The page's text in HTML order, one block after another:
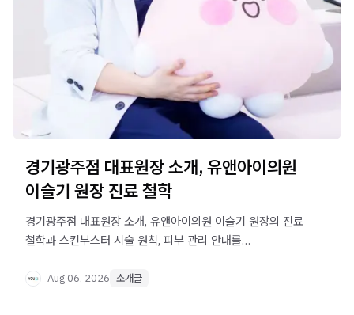
경기광주점 대표원장 소개, 유앤아이의원
이슬기 원장 진료 철학
경기광주점 대표원장 소개, 유앤아이의원 이슬기 원장의 진료
철학과 스킨부스터 시술 원칙, 피부 관리 안내를
Aug 06, 2026 소개글